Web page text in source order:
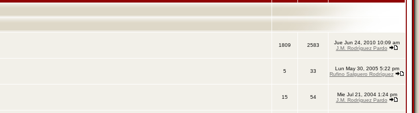
1809 2583
Jue Jun 24, 2010 10:09 am
J.M. Rodríguez Pardo
5 33
Lun May 30, 2005 5:22 pm
Rufino Salguero Rodríguez
15 54
Mie Jul 21, 2004 1:24 pm
J.M. Rodríguez Pardo